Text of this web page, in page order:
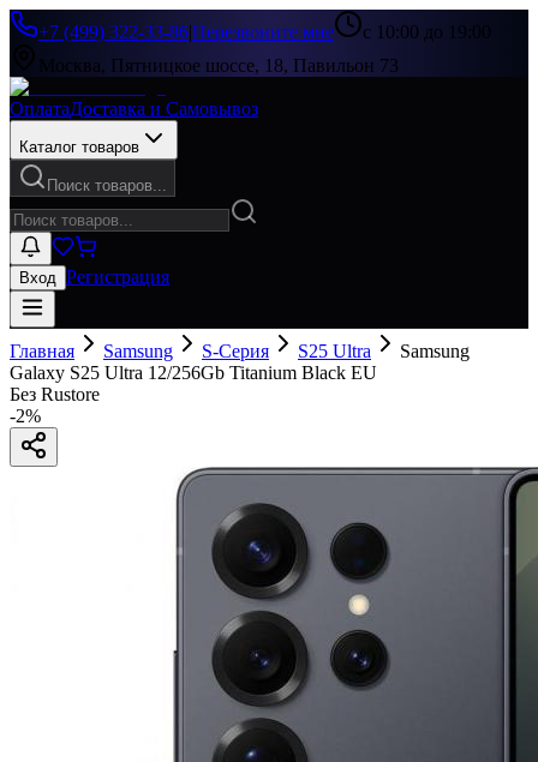
+7 (499) 322-33-86|Перезвоните мне
с 10:00 до 19:00
Москва, Пятницкое шоссе, 18, Павильон 73
ОплатаДоставка и Самовывоз
Каталог товаров
Поиск товаров...
Вход Регистрация
Главная Samsung S-Серия S25 Ultra
Samsung
Galaxy S25 Ultra 12/256Gb Titanium Black EU
Без Rustore
-2%